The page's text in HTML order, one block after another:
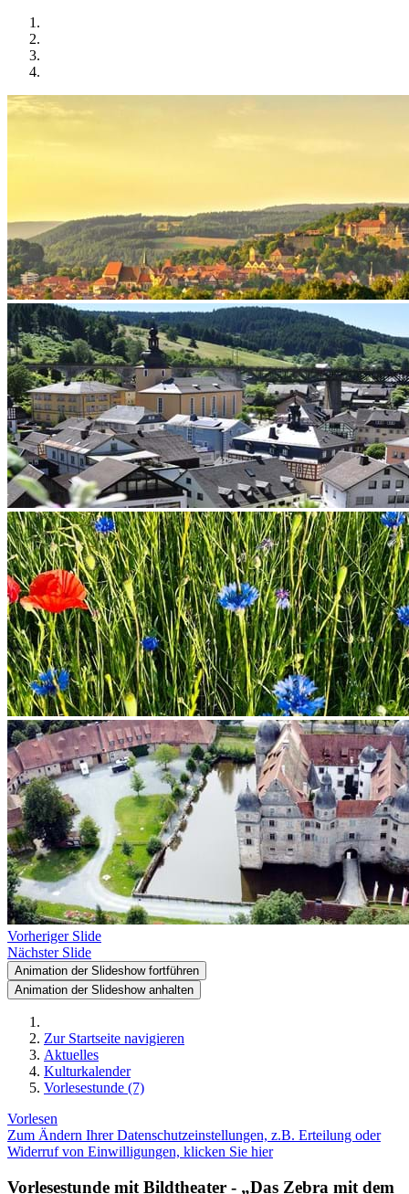
Vorheriger Slide
Nächster Slide
Animation der Slideshow fortführen
Animation der Slideshow anhalten
Zur Startseite navigieren
Aktuelles
Kulturkalender
Vorlesestunde (7)
Vorlesen
Zum Ändern Ihrer Datenschutzeinstellungen, z.B. Erteilung oder
Widerruf von Einwilligungen, klicken Sie hier
Vorlesestunde mit Bildtheater - „Das Zebra mit dem